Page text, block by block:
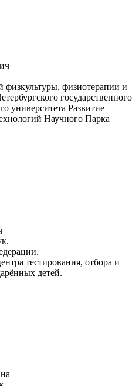
физиотерапии и
государственного
университета Развитие
Научного Парка
тестирования, отбора и
детей.